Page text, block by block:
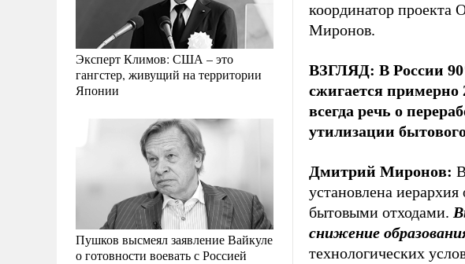
Эксперт Климов: США – это
гангстер, живущий на территории
Японии
Пушков высмеял заявление Вайкуле
о готовности воевать с Россией
координатор
Миронов.
ВЗГЛЯД: В России
сжигается примерно
всегда речь о
утилизации
Дмитрий Миронов:
установлена
бытовыми отходами.
снижение
технологических